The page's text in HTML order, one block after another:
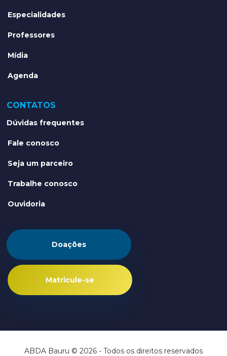
Especialidades
Professores
Mídia
Agenda
CONTATOS
Dúvidas frequentes
Fale conosco
Seja um parceiro
Trabalhe conosco
Ouvidoria
Doações
Matricule-se
ABDA Bauru © 2026 - Todos os direitos reservados